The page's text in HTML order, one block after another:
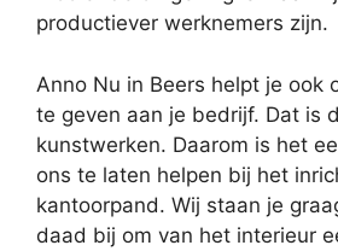
productiever werknemers zijn.
Anno Nu in Beers helpt je ook
te geven aan je bedrijf. Dat is
kunstwerken. Daarom is het
ons te laten helpen bij het
kantoorpand. Wij staan je
daad bij om van het interieur